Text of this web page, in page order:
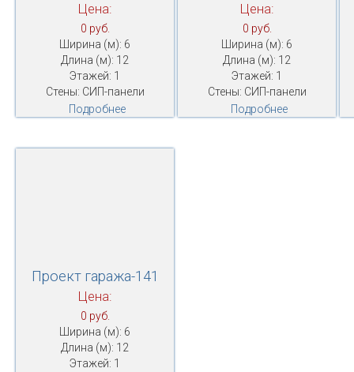
Цена:
0 руб.
Ширина (м): 6
Длина (м): 12
Этажей: 1
Стены: СИП-панели
Подробнее
Цена:
0 руб.
Ширина (м): 6
Длина (м): 12
Этажей: 1
Стены: СИП-панели
Подробнее
Проект гаража-141
Цена:
0 руб.
Ширина (м): 6
Длина (м): 12
Этажей: 1